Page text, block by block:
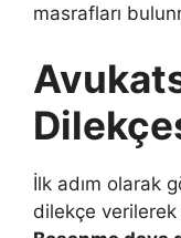
masrafları
İlk adım olarak
dilekçe verilerek